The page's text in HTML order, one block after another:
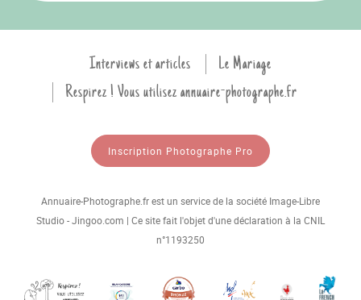
Interviews et articles
Le Mariage
Respirez ! Vous utilisez annuaire-photographe.fr
Inscription Photographe Pro
Annuaire-Photographe.fr est un service de la société Image-Libre
Studio - Jingoo.com | Ce site fait l'objet d'une déclaration à la CNIL
n°1193250